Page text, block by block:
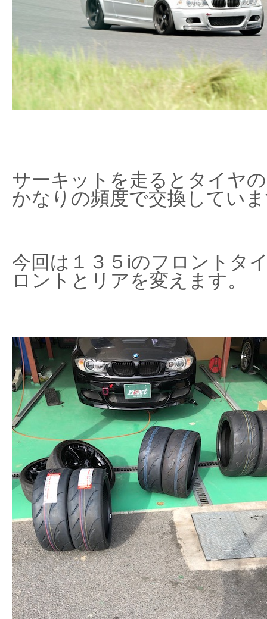
サーキットを走るとタイヤ
かなりの頻度で交換してい
今回は１３５iのフロントタ
ロントとリアを変えます。